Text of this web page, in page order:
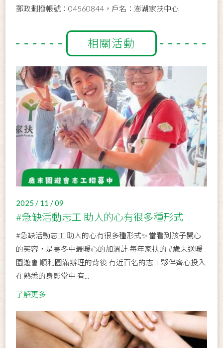
郵政劃撥帳號：04560844，戶名：澎湖家扶中心
相關活動
2025 / 11 / 09
#急缺活動志工 助人的心有很多種形式
#急缺活動志工 助人的心有很多種形式✨ 當看到孩子開心
的笑容，是寒冬中最暖心的加溫計 每年家扶的 #歲末送暖
園遊會 順利圓滿辦理的背後 有近百名的志工夥伴齊心投入
在熟悉的身影當中 有...
了解更多